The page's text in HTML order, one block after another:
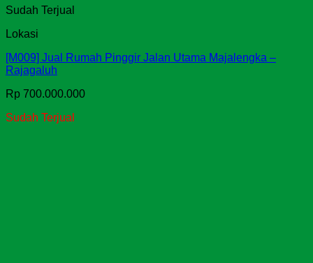
Sudah Terjual
Lokasi
[M009] Jual Rumah Pinggir Jalan Utama Majalengka –
Rajagaluh
Rp 700.000.000
Sudah Terjual